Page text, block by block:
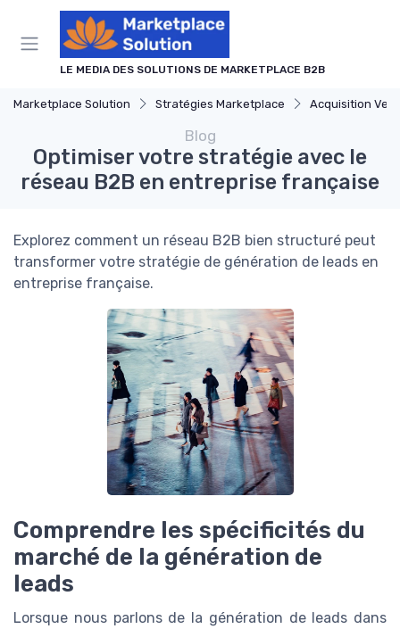
LE MEDIA DES SOLUTIONS DE MARKETPLACE B2B
Marketplace Solution Stratégies Marketplace Acquisition
Blog
Optimiser votre stratégie avec le
réseau B2B en entreprise française
Explorez comment un réseau B2B bien structuré peut
transformer votre stratégie de génération de leads en
entreprise française.
Comprendre les spécificités du
marché de la génération de
leads
Lorsque nous parlons de la génération de leads dans
Panneau de gestion des cookies